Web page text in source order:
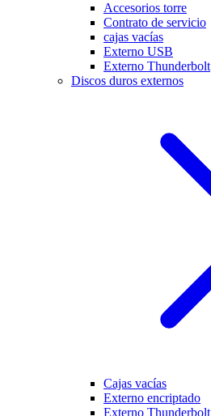
Accesorios torre
Contrato de servicio
cajas vacías
Externo USB
Externo Thunderbolt
Discos duros externos
Cajas vacías
Externo encriptado
Externo Thunderbolt